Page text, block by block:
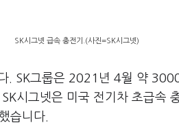
SK시그넷 급속 충전기.(사진=SK시그넷)
. SK그룹은 2021년 4월 약
시그넷은 미국 전기차 초급속
습니다.